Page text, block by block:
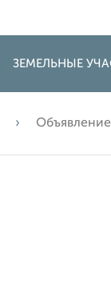
ЗЕМЕЛЬНЫЕ